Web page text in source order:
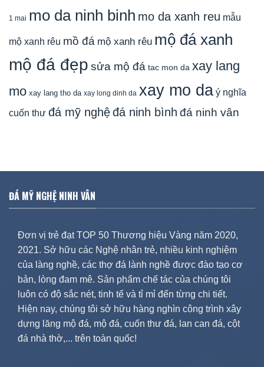
1 mai mo da ninh binh mo da xanh reu mẫu
mộ xanh rêu mồ đá mộ xanh rêu mộ đá xanh
mộ đá đẹp sửa mộ đá tac mon da xay lang
mo xay lang tho da xay long dinh da xay mo da ý nghĩa
cuốn thư đá mỹ nghệđá ninh bình đá ninh vân
ĐÁ MỸ NGHỆ NINH VÂN
Đơn vị trẻ đạt TOP 50 Thương hiệu Vàng năm 2020,
2021. Sở hữu các Nghệ nhân trẻ, nhiều kinh nghiệm
của làng nghề, các thợ đá lành nghề được đào tạo cơ
bản, lòng đam mê. Sản phẩm chế tác của chúng tôi
luôn có độ sắc nét, tinh tế và tỉ mỉ đến từng chi tiết.
Hiện nay, chúng tôi sở hữu hàng nghìn công trình xây
dựng lăng mộ đá, mộ đá, cuốn thư đá, lan can đá, cột
đá nhà thờ,... trên toàn quốc!